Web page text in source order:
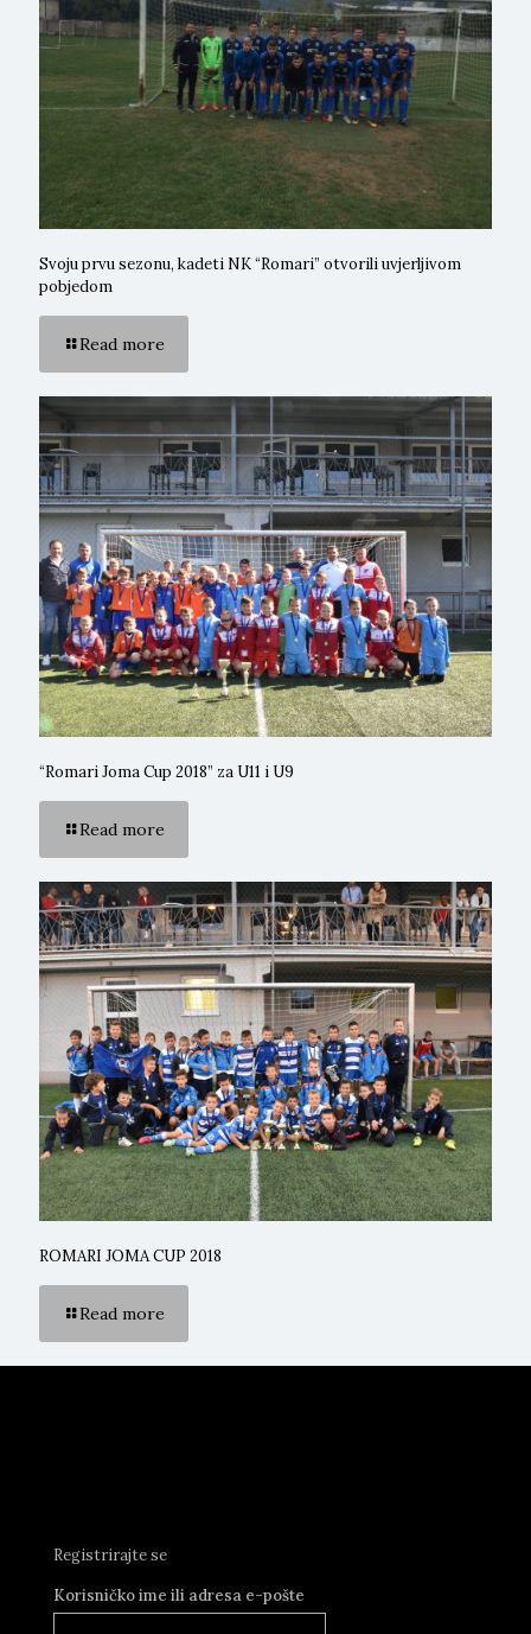
Svoju prvu sezonu, kadeti NK “Romari” otvorili uvjerljivom
pobjedom
Read more
“Romari Joma Cup 2018” za U11 i U9
Read more
ROMARI JOMA CUP 2018
Read more
Registrirajte se
Korisničko ime ili adresa e-pošte